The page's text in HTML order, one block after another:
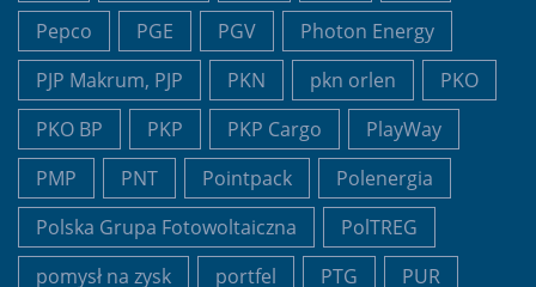
Pepco
PGE PGV
Photon Energy
PJP Makrum, PJP
PKN pkn orlen
PKO
PKO BP
PKP PKP Cargo
PlayWay
PMP
PNT Pointpack
Polenergia
Polska Grupa Fotowoltaiczna
PolTREG
pomysł na zysk
portfel PTG
PUR